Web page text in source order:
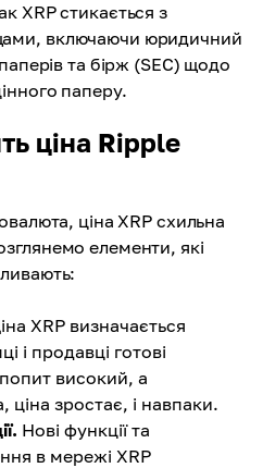
XRP стикається з
включаючи юридичний
та бірж (SEC) щодо
паперу.
ціна Ripple
ціна XRP схильна
елементи, які
XRP визначається
і продавці готові
високий, а
зростає, і навпаки.
Нові функції та
в мережі XRP